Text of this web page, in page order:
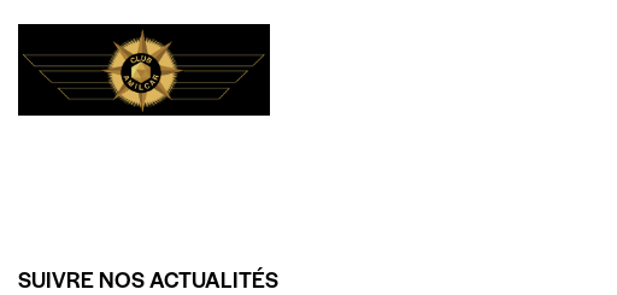
SUIVRE NOS ACTUALITÉS